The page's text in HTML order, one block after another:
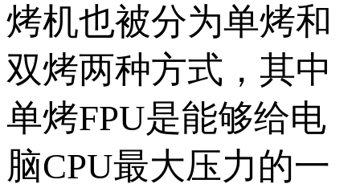
烤机也被分为单烤和
双烤两种方式，其中
单烤FPU是能够给电
脑CPU最大压力的一